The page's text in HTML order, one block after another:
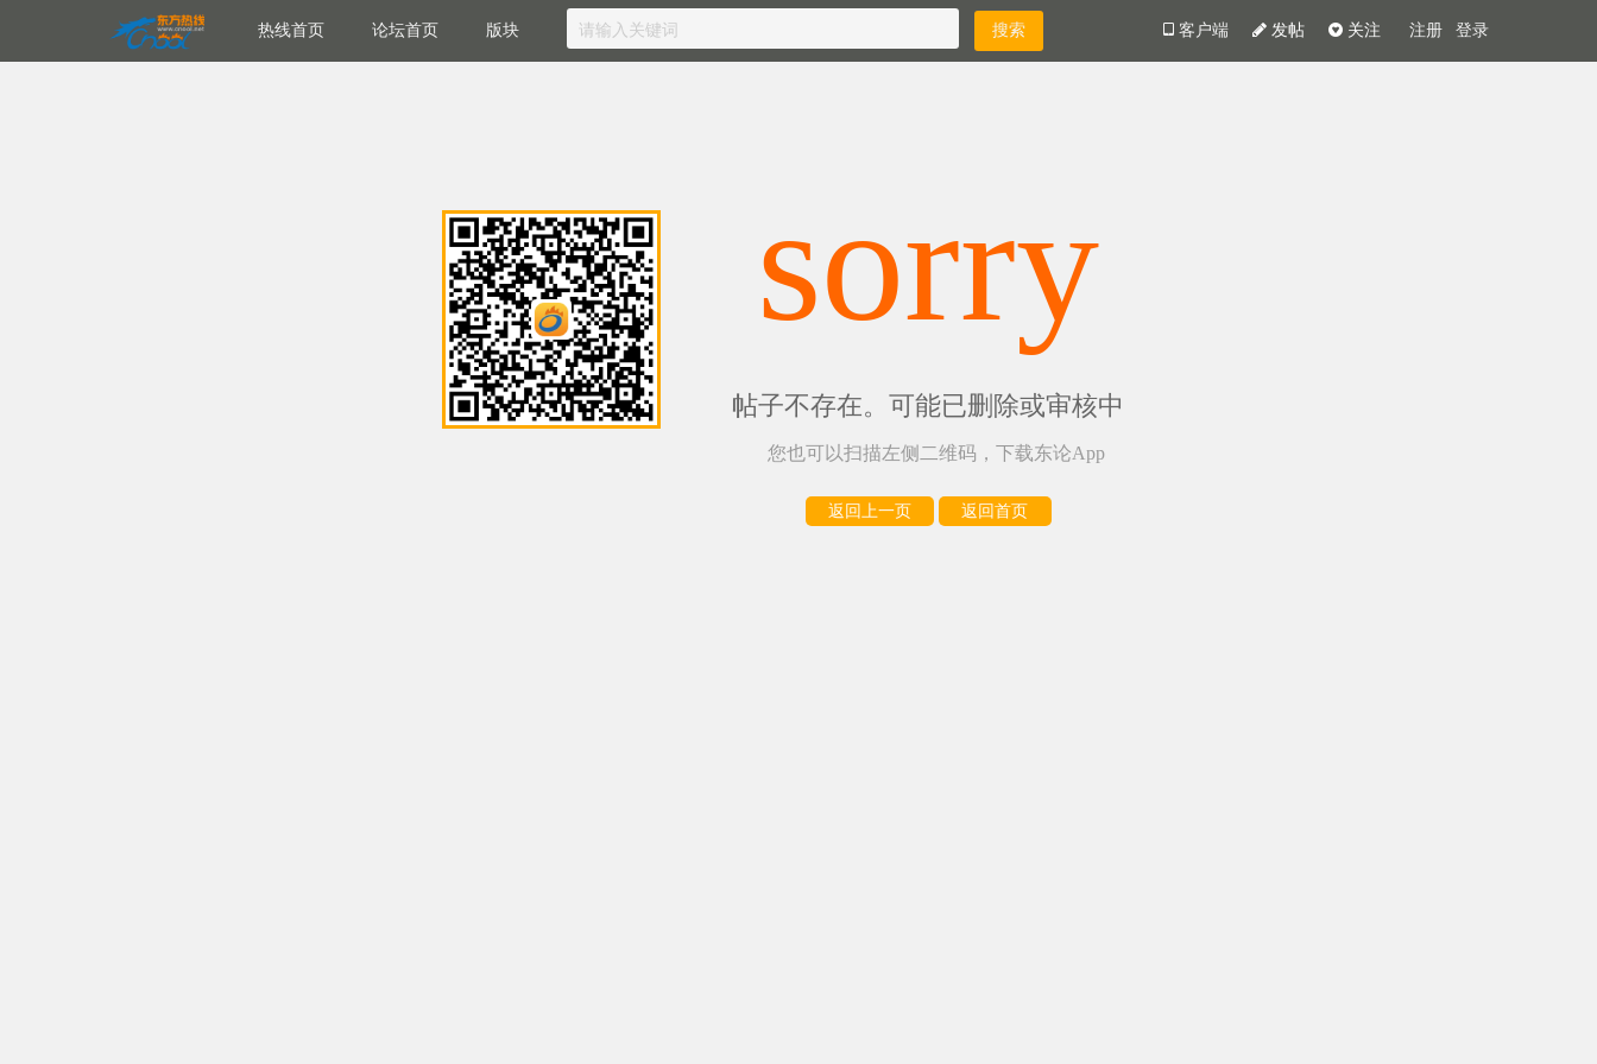
热线首页 论坛首页 版块 注册 登录
关注
发帖
客户端
sorry
帖子不存在。可能已删除或审核中
您也可以扫描左侧二维码，下载东论App
返回上一页 返回首页